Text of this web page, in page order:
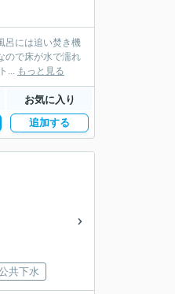
呂には追い焚き機
ので床が水で濡れ
... もっと見る
お気に入り
追加する
共下水